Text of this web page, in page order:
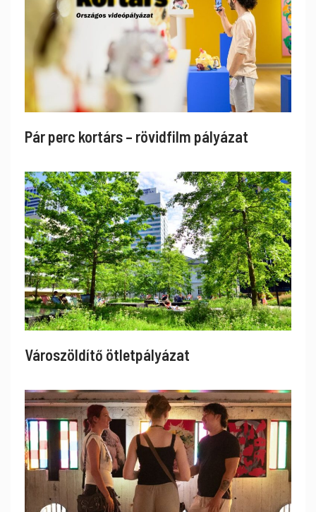
Pár perc kortárs – rövidfilm pályázat
Városzöldítő ötletpályázat